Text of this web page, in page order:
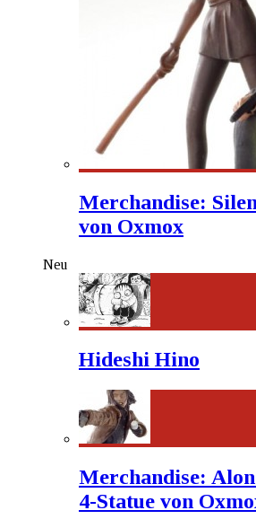
Merchandise:
von Oxmox
Neu
Hideshi Hino
Merchandise:
4-Statue von